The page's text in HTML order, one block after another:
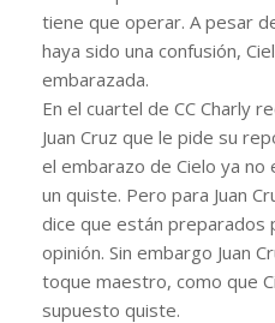
tiene que operar. A pesar
haya sido una confusión,
embarazada.
En el cuartel de CC Charly
Juan Cruz que le pide su
el embarazo de Cielo ya
un quiste. Pero para Juan
dice que están preparados
opinión. Sin embargo Juan
toque maestro, como que
supuesto quiste.